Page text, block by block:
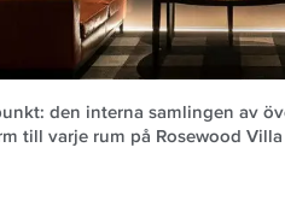
den interna samlingen av
till varje rum på Rosewood